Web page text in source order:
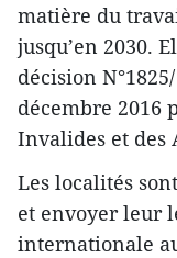
matière du
jusqu’en 2030.
décision
décembre 2016
Invalides et des
Les localités
et envoyer leur
internationale